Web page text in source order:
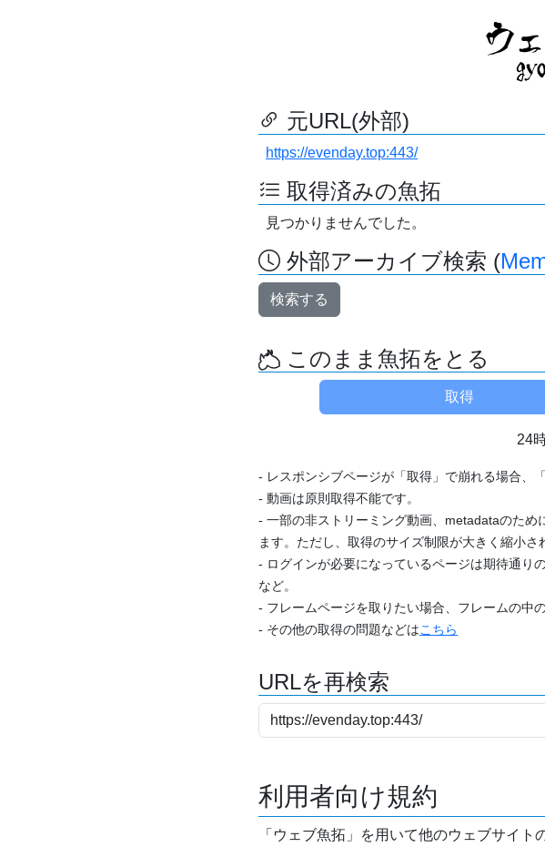
元URL(外部)
https://evenday.top:443/
取得済みの魚拓
見つかりませんでした。
外部アーカイブ検索 (
検索する
このまま魚拓をとる
24
- レスポンシブページが「取得」で崩れる場合、
- 動画は原則取得不能です。
- 一部の非ストリーミング動画、metadataのた
ます。ただし、取得のサイズ制限が大きく縮小さ
- ログインが必要になっているページは期待通り
など。
- フレームページを取りたい場合、フレームの中
- その他の取得の問題などはこちら
URLを再検索
利用者向け規約
「ウェブ魚拓」を用いて他のウェブサイ